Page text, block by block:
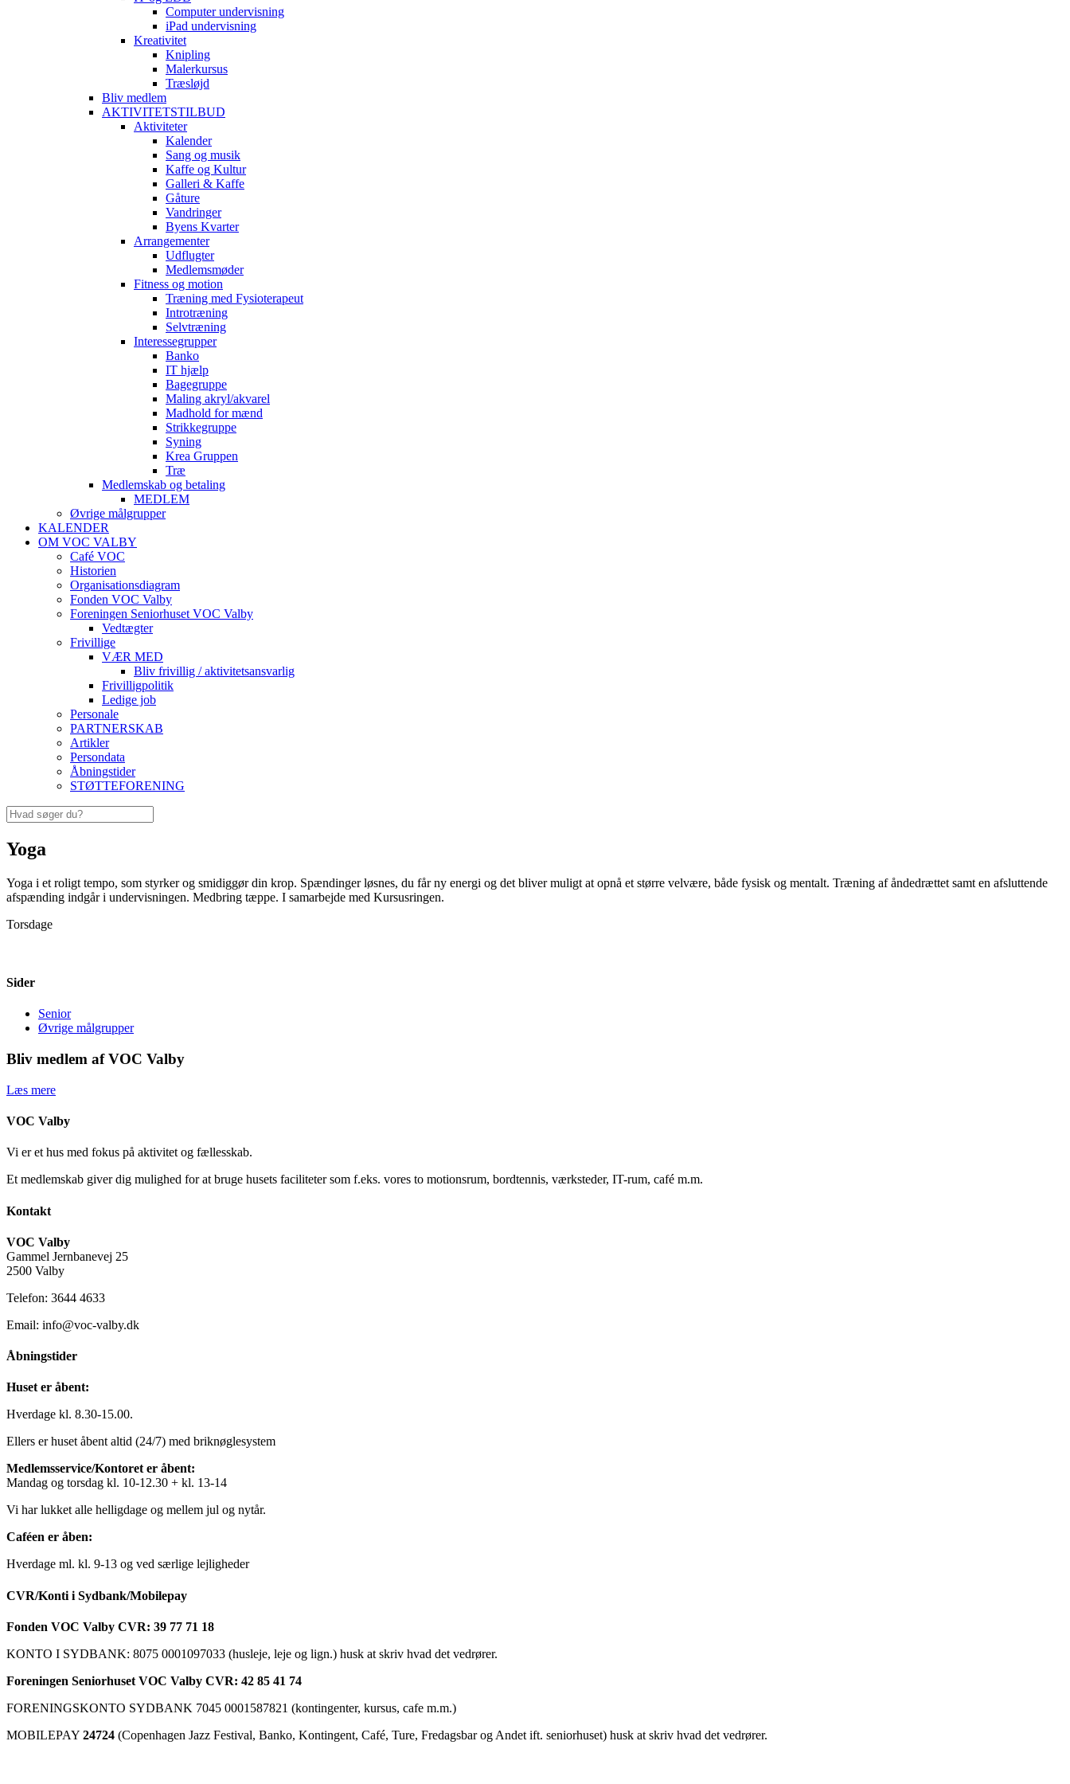
Computer undervisning
iPad undervisning
Kreativitet
Knipling
Malerkursus
Træsløjd
Bliv medlem
AKTIVITETSTILBUD
Aktiviteter
Kalender
Sang og musik
Kaffe og Kultur
Galleri & Kaffe
Gåture
Vandringer
Byens Kvarter
Arrangementer
Udflugter
Medlemsmøder
Fitness og motion
Træning med Fysioterapeut
Introtræning
Selvtræning
Interessegrupper
Banko
IT hjælp
Bagegruppe
Maling akryl/akvarel
Madhold for mænd
Strikkegruppe
Syning
Krea Gruppen
Træ
Medlemskab og betaling
MEDLEM
Øvrige målgrupper
KALENDER
OM VOC VALBY
Café VOC
Historien
Organisationsdiagram
Fonden VOC Valby
Foreningen Seniorhuset VOC Valby
Vedtægter
Frivillige
VÆR MED
Bliv frivillig / aktivitetsansvarlig
Frivilligpolitik
Ledige job
Personale
PARTNERSKAB
Artikler
Persondata
Åbningstider
STØTTEFORENING
Yoga
Yoga i et roligt tempo, som styrker og smidiggør din krop. Spændinger løsnes, du får ny energi og det bliver muligt at opnå et større velvære, både fysisk og mentalt. Træning af åndedrættet samt en afsluttende
afspænding indgår i undervisningen. Medbring tæppe. I samarbejde med Kursusringen.
Torsdage
Sider
Senior
Øvrige målgrupper
Bliv medlem af VOC Valby
Læs mere
VOC Valby
Vi er et hus med fokus på aktivitet og fællesskab.
Et medlemskab giver dig mulighed for at bruge husets faciliteter som f.eks. vores to motionsrum, bordtennis, værksteder, IT-rum, café m.m.
Kontakt
VOC Valby
Gammel Jernbanevej 25
2500 Valby
Telefon: 3644 4633
Email: info@voc-valby.dk
Åbningstider
Huset er åbent:
Hverdage kl. 8.30-15.00.
Ellers er huset åbent altid (24/7) med briknøglesystem
Medlemsservice/Kontoret er åbent:
Mandag og torsdag kl. 10-12.30 + kl. 13-14
Vi har lukket alle helligdage og mellem jul og nytår.
Caféen er åben:
Hverdage ml. kl. 9-13 og ved særlige lejligheder
CVR/Konti i Sydbank/Mobilepay
Fonden VOC Valby CVR: 39 77 71 18
KONTO I SYDBANK: 8075 0001097033 (husleje, leje og lign.) husk at skriv hvad det vedrører.
Foreningen Seniorhuset VOC Valby CVR: 42 85 41 74
FORENINGSKONTO SYDBANK 7045 0001587821 (kontingenter, kursus, cafe m.m.)
MOBILEPAY 24724 (Copenhagen Jazz Festival, Banko, Kontingent, Café, Ture, Fredagsbar og Andet ift. seniorhuset) husk at skriv hvad det vedrører.